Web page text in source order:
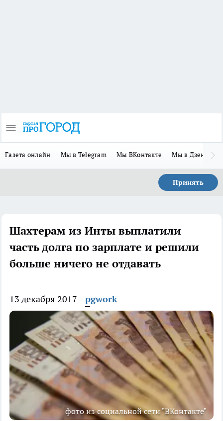
Газета онлайн Мы в Telegram Мы ВКонтакте Мы в Дзене
Принять
Шахтерам из Инты выплатили
часть долга по зарплате и решили
больше ничего не отдавать
13 декабря 2017 pgwork
фото из социальной сети "ВКонтакте"